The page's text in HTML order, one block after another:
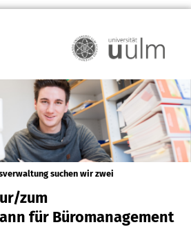
suchen wir zwei
zum
für Büromanagement